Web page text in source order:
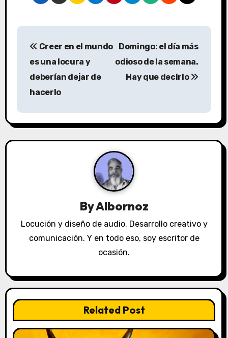
N
g
a
n
e
n
t
Creer en el mundo
es una locura y
deberían dejar de
hacerlo
Domingo: el día más
odioso de la semana.
Hay que decirlo
ByAlbornoz
Locución y diseño de audio. Desarrollo creativo y
comunicación. Y en todo eso, soy escritor de
ocasión.
Related Post